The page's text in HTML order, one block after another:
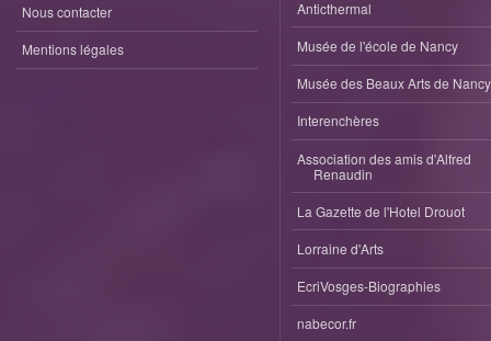
Nous contacter
Mentions légales
Anticthermal
Musée de l'école de Nancy
Musée des Beaux Arts de Nancy
Interenchères
Association des amis d'Alfred
Renaudin
La Gazette de l'Hotel Drouot
Lorraine d'Arts
EcriVosges-Biographies
nabecor.fr